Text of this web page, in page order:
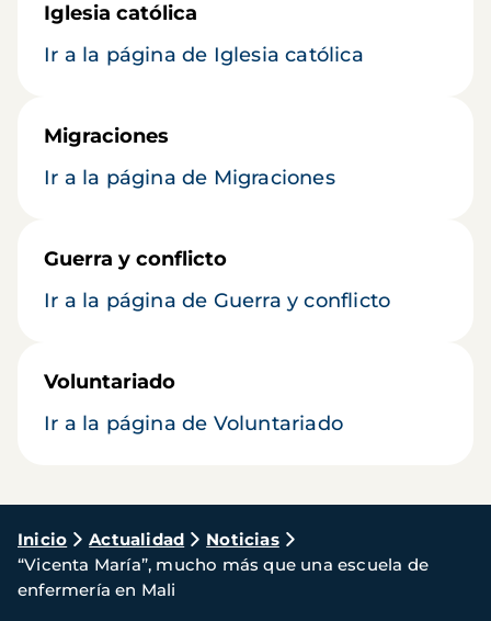
Iglesia católica
Ir a la página de Iglesia católica
Migraciones
Ir a la página de Migraciones
Guerra y conflicto
Ir a la página de Guerra y conflicto
Voluntariado
Ir a la página de Voluntariado
Ruta
de
navegación
Inicio Actualidad
Noticias
“Vicenta María”, mucho más que una escuela de
enfermería en Mali